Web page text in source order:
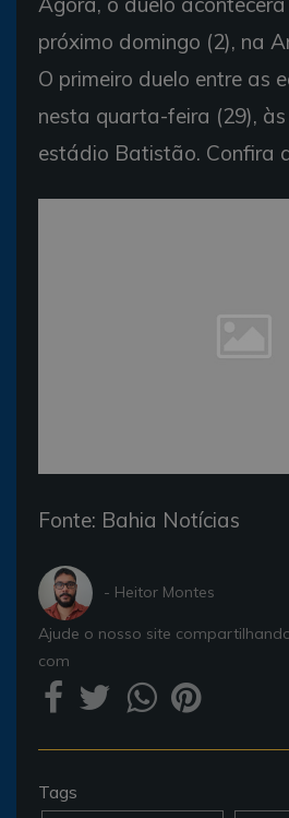
próximo domingo (2), na
O primeiro duelo entre as
nesta quarta-feira (29), às
estádio Batistão. Confira
Fonte: Bahia Notícias
- Heitor Montes
Ajude o nosso site
com
Tags